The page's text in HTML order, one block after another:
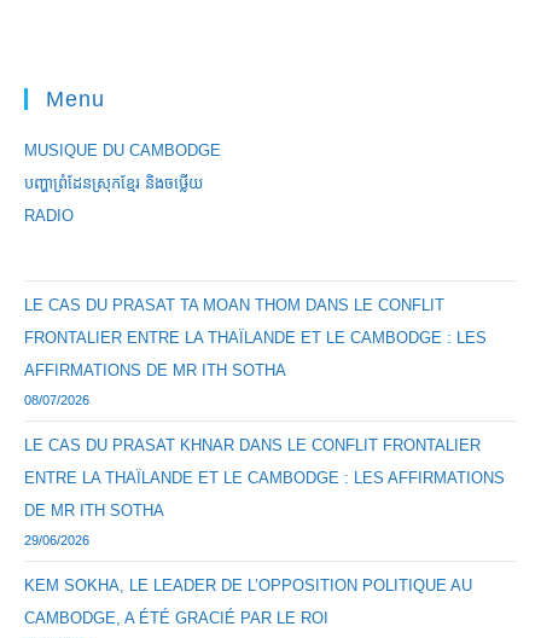
Menu
MUSIQUE DU CAMBODGE
បញ្ហាព្រំដែនស្រុកខ្មែរ និងចឞ្លើយ
RADIO
LE CAS DU PRASAT TA MOAN THOM DANS LE CONFLIT
FRONTALIER ENTRE LA THAÏLANDE ET LE CAMBODGE : LES
AFFIRMATIONS DE MR ITH SOTHA
08/07/2026
LE CAS DU PRASAT KHNAR DANS LE CONFLIT FRONTALIER
ENTRE LA THAÏLANDE ET LE CAMBODGE : LES AFFIRMATIONS
DE MR ITH SOTHA
29/06/2026
KEM SOKHA, LE LEADER DE L’OPPOSITION POLITIQUE AU
CAMBODGE, A ÉTÉ GRACIÉ PAR LE ROI